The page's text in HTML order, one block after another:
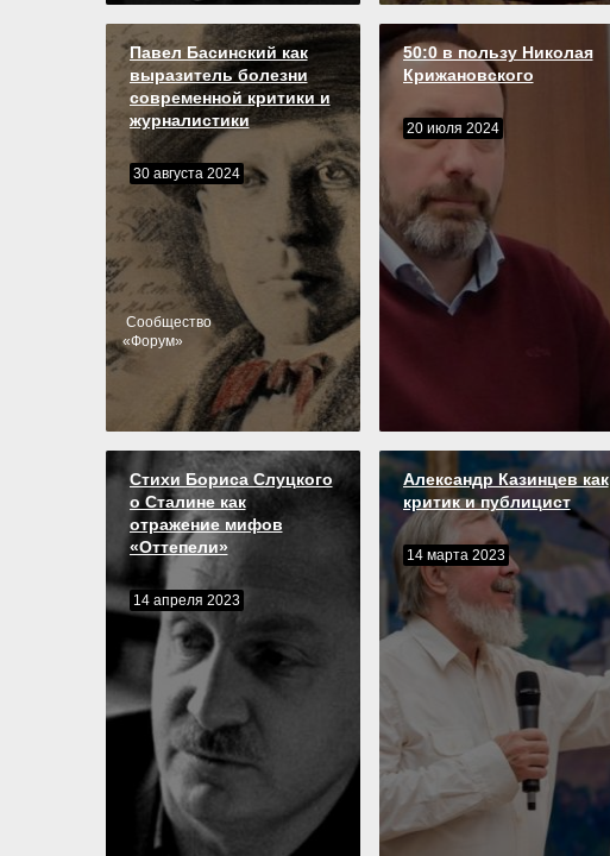
Павел Басинский как
выразитель болезни
современной критики и
журналистики
30 августа 2024
Cообщество
«Форум»
50:0 в пользу Николая
Крижановского
20 июля 2024
Стихи Бориса Слуцкого
о Сталине как
отражение мифов
«Оттепели»
14 апреля 2023
Александр Казинцев как
критик и публицист
14 марта 2023